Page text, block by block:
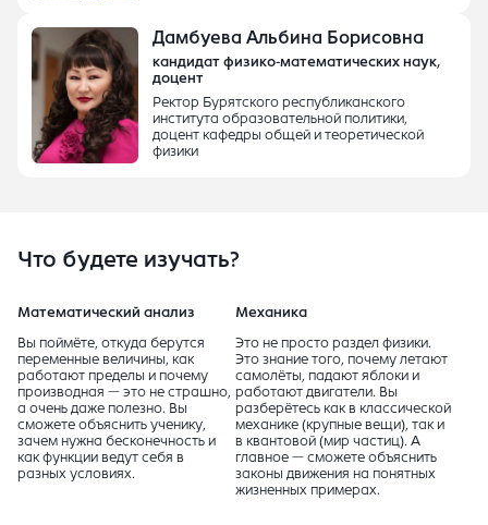
Дамбуева Альбина Борисовна
кандидат физико-математических наук,
доцент
Ректор Бурятского республиканского
института образовательной политики,
доцент кафедры общей и теоретической
физики
Что будете изучать?
Математический анализ
Вы поймёте, откуда берутся
переменные величины, как
работают пределы и почему
производная — это не страшно,
а очень даже полезно. Вы
сможете объяснить ученику,
зачем нужна бесконечность и
как функции ведут себя в
разных условиях.
Механика
Это не просто раздел физики.
Это знание того, почему летают
самолёты, падают яблоки и
работают двигатели. Вы
разберётесь как в классической
механике (крупные вещи), так и
в квантовой (мир частиц). А
главное — сможете объяснить
законы движения на понятных
жизненных примерах.